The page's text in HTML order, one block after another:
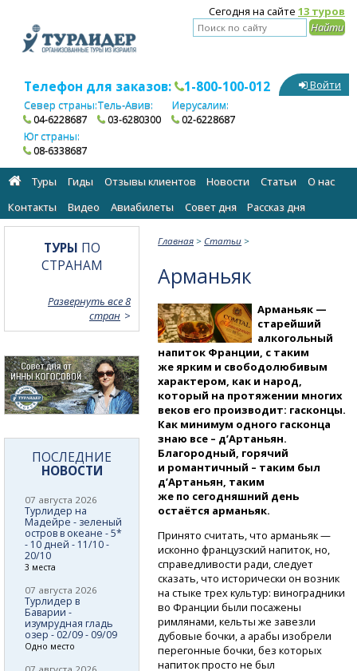
Сегодня на сайте 13 туров
Телефон для заказов: 1-800-100-012
Север страны:
04-6228687
Тель-Авив:
03-6280300
Иерусалим:
02-6228687
Юг страны:
08-6338687
Войти
Туры Гиды Отзывы клиентов Новости Статьи
О нас
Контакты
Видео Авиабилеты Cовет дня Рассказ дня
Главная > Статьи >
Арманьяк
Арманьяк —
старейший
алкогольный
напиток Франции, с таким
же ярким и свободолюбивым
характером, как и народ,
который на протяжении многих
веков его производит: гасконцы.
Как минимум одного гасконца
знаю все – д’Артаньян.
Благородный, горячий
и романтичный – таким был
д’Артаньян, таким
же по сегодняшний день
остаётся арманьяк.
Принято считать, что арманьяк —
исконно французский напиток, но,
справедливости ради, следует
сказать, что исторически он возник
на стыке трех культур: виноградники
во Франции были посажены
римлянами, кельты же завезли
дубовые бочки, а арабы изобрели
перегонные бочки, без которых
напиток просто не был
ТУРЫ ПО
СТРАНАМ
Развернуть все 8
стран
ПОСЛЕДНИЕ
НОВОСТИ
07 августа 2026
Турлидер на
Мадейре - зеленый
остров в океане - 5*
- 10 дней - 11/10 -
20/10
3 места
07 августа 2026
Турлидер в
Баварии -
изумрудная гладь
озер - 02/09 - 09/09
Одно место